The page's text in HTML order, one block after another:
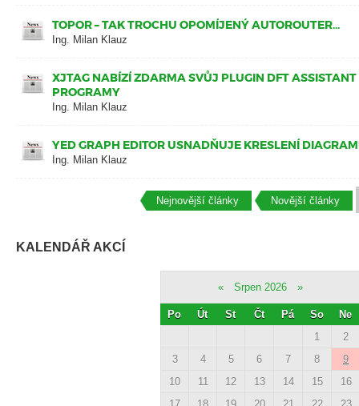
TOPOR – TAK TROCHU OPOMÍJENÝ AUTOROUTER...
Ing. Milan Klauz
XJTAG NABÍZÍ ZDARMA SVŮJ PLUGIN DFT
PROGRAMY
Ing. Milan Klauz
YED GRAPH EDITOR USNADŇUJE KRESLENÍ
Ing. Milan Klauz
Nejnovější články Novější články
KALENDÁŘ AKCÍ
« Srpen 2026 »
Po Út St Čt Pá So
Ne
1
2
3
4 5 6 7 8
9
10
11 12 13 14 15
16